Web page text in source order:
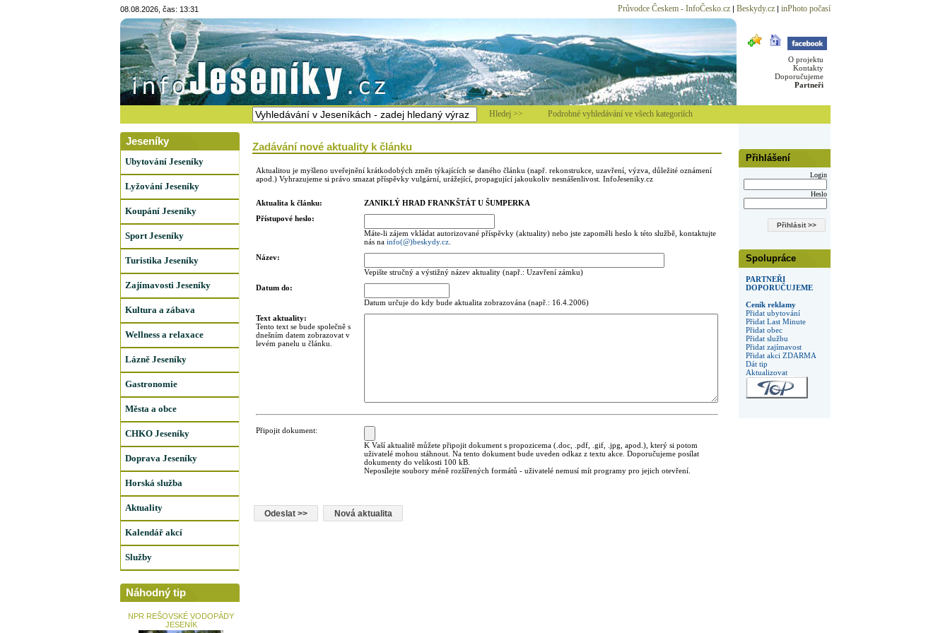
08.08.2026, čas: 13:31 Průvodce Českem - InfoČesko.cz| Beskydy.cz| inPhoto počasí
O projektu
Kontakty
Doporučujeme
Partneři
Hledej >> Podrobné vyhledávání ve všech kategoriích
Přihlášení
Login
Heslo
Spolupráce
PARTNEŘI
DOPORUČUJEME
Ceník reklamy
Přidat ubytování
Přidat Last Minute
Přidat obec
Přidat službu
Přidat zajímavost
Přidat akci ZDARMA
Dát tip
Aktualizovat
Jeseníky
Ubytování Jeseníky
Lyžování Jeseníky
Koupání Jeseníky
Sport Jeseníky
Turistika Jeseníky
Zajímavosti Jeseníky
Kultura a zábava
Wellness a relaxace
Lázně Jeseníky
Gastronomie
Města a obce
CHKO Jeseníky
Doprava Jeseníky
Horská služba
Aktuality
Kalendář akcí
Služby
Náhodný tip
NPR REŠOVSKÉ VODOPÁDY
JESENÍK
Zadávání nové aktuality k článku
Aktualitou je myšleno uveřejnění krátkodobých změn týkajících se daného článku (např. rekonstrukce, uzavření, výzva, důležité oznámení
apod.) Vyhrazujeme si právo smazat příspěvky vulgární, urážející, propagující jakoukoliv nesnášenlivost. InfoJeseniky.cz
Aktualita k článku:
ZANIKLÝ HRAD FRANKŠTÁT U ŠUMPERKA
Přístupové heslo:
Máte-li zájem vkládat autorizované příspěvky (aktuality) nebo jste zapoměli heslo k této službě, kontaktujte
nás na info(@)beskydy.cz.
Název:
Vepište stručný a výstižný název aktuality (např.: Uzavření zámku)
Datum do:
Datum určuje do kdy bude aktualita zobrazována (např.: 16.4.2006)
Text aktuality:
Tento text se bude společně s
dnešním datem zobrazovat v
levém panelu u článku.
Připojit dokument:
K Vaší aktualitě můžete připojit dokument s propozicema (.doc, .pdf, .gif, .jpg, apod.), který si potom
uživatelé mohou stáhnout. Na tento dokument bude uveden odkaz z textu akce. Doporučujeme posílat
dokumenty do velikosti 100 kB.
Neposílejte soubory méně rozšířených formátů - uživatelé nemusí mít programy pro jejich otevření.